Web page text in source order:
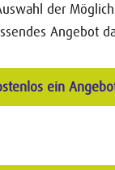
der
Angebot
ein